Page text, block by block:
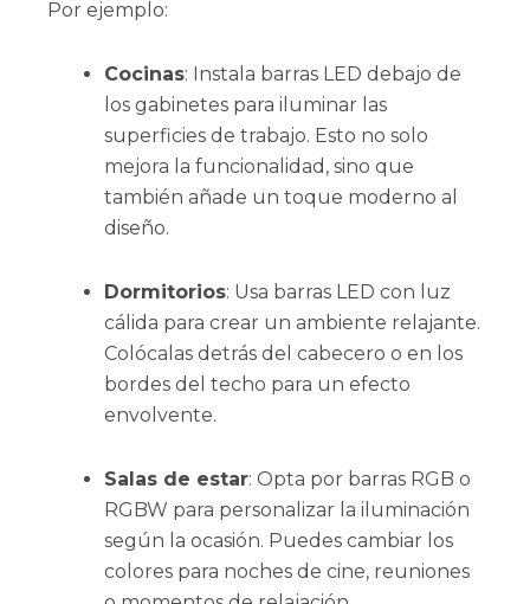
Por ejemplo:
Cocinas: Instala barras LED debajo de
los gabinetes para iluminar las
superficies de trabajo. Esto no solo
mejora la funcionalidad, sino que
también añade un toque moderno al
diseño.
Dormitorios: Usa barras LED con luz
cálida para crear un ambiente relajante.
Colócalas detrás del cabecero o en los
bordes del techo para un efecto
envolvente.
Salas de estar: Opta por barras RGB o
RGBW para personalizar la iluminación
según la ocasión. Puedes cambiar los
colores para noches de cine, reuniones